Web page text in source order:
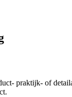
praktijk- of